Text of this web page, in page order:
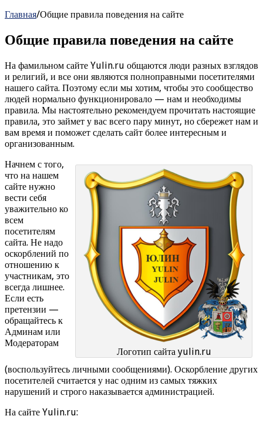
Главная/Общие правила поведения на сайте
Общие правила поведения на сайте
На фамильном сайте Yulin.ru общаются люди разных взглядов
и религий, и все они являются полноправными посетителями
нашего сайта. Поэтому если мы хотим, чтобы это сообщество
людей нормально функционировало — нам и необходимы
правила. Мы настоятельно рекомендуем прочитать настоящие
правила, это займет у вас всего пару минут, но сбережет нам и
вам время и поможет сделать сайт более интересным и
организованным.
Логотип сайта yulin.ru
Начнем с того,
что на нашем
сайте нужно
вести себя
уважительно ко
всем
посетителям
сайта. Не надо
оскорблений по
отношению к
участникам, это
всегда лишнее.
Если есть
претензии —
обращайтесь к
Админам или
Модераторам
(воспользуйтесь личными сообщениями). Оскорбление других
посетителей считается у нас одним из самых тяжких
нарушений и строго наказывается администрацией.
На сайте Yulin.ru: